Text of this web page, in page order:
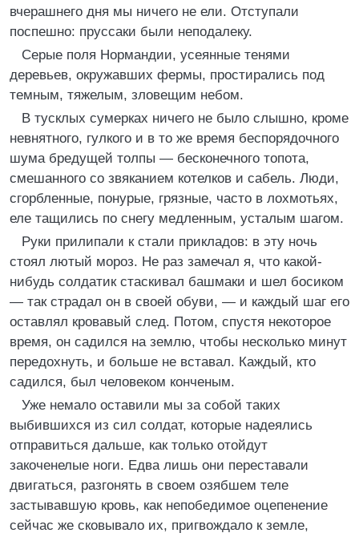
вчерашнего дня мы ничего не ели. Отступали
поспешно: пруссаки были неподалеку.
Серые поля Нормандии, усеянные тенями
деревьев, окружавших фермы, простирались под
темным, тяжелым, зловещим небом.
В тусклых сумерках ничего не было слышно, кроме
невнятного, гулкого и в то же время беспорядочного
шума бредущей толпы — бесконечного топота,
смешанного со звяканием котелков и сабель. Люди,
сгорбленные, понурые, грязные, часто в лохмотьях,
еле тащились по снегу медленным, усталым шагом.
Руки прилипали к стали прикладов: в эту ночь
стоял лютый мороз. Не раз замечал я, что какой-
нибудь солдатик стаскивал башмаки и шел босиком
— так страдал он в своей обуви, — и каждый шаг его
оставлял кровавый след. Потом, спустя некоторое
время, он садился на землю, чтобы несколько минут
передохнуть, и больше не вставал. Каждый, кто
садился, был человеком конченым.
Уже немало оставили мы за собой таких
выбившихся из сил солдат, которые надеялись
отправиться дальше, как только отойдут
закоченелые ноги. Едва лишь они переставали
двигаться, разгонять в своем озябшем теле
застывавшую кровь, как непобедимое оцепенение
сейчас же сковывало их, пригвождало к земле,